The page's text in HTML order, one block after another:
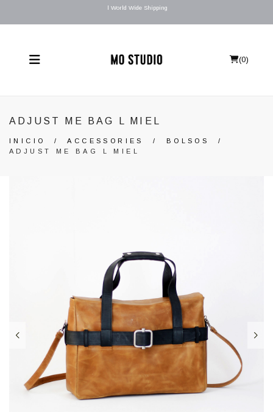
l World Wide Shipping
(0)
ADJUST ME BAG L MIEL
INICIO /ACCESSORIES / BOLSOS
/
ADJUST ME BAG L MIEL